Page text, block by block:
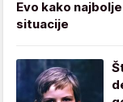
Evo kako
situacije